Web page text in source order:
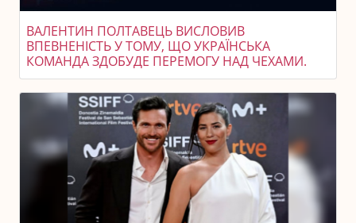
ВАЛЕНТИН ПОЛТАВЕЦЬ ВИСЛОВИВ
ВПЕВНЕНІСТЬ У ТОМУ, ЩО УКРАЇНСЬКА
КОМАНДА ЗДОБУДЕ ПЕРЕМОГУ НАД ЧЕХАМИ.